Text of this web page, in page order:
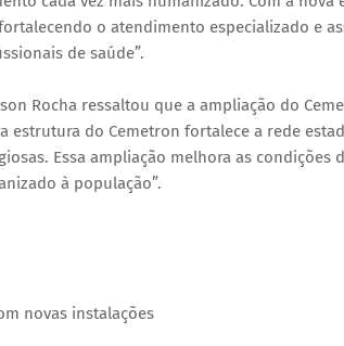
o atendimento especializado e
de saúde”.
Rocha ressaltou que a ampliação do
estrutura do Cemetron fortalece a rede
Essa ampliação melhora as condições
à população”.
novas instalações